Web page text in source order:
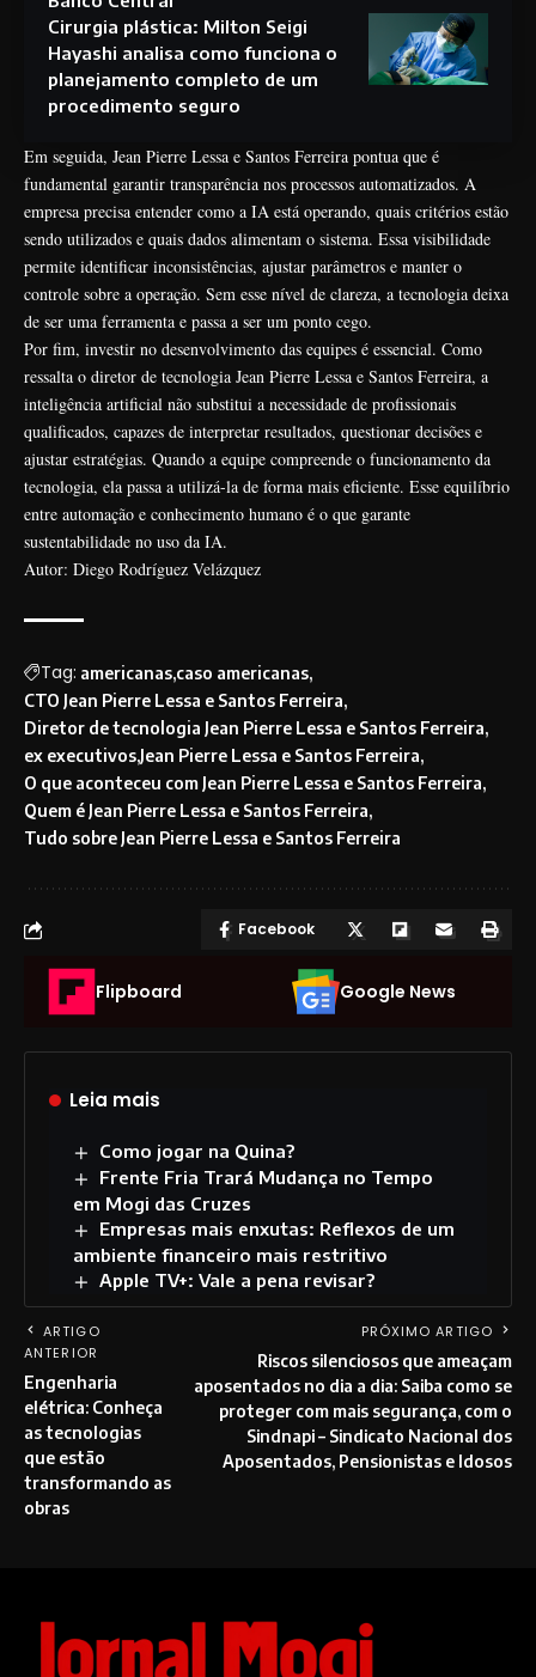
Cirurgia plástica: Milton Seigi
Hayashi analisa como funciona o
planejamento completo de um
procedimento seguro
Em seguida, Jean Pierre Lessa e Santos Ferreira pontua que é
fundamental garantir transparência nos processos automatizados. A
empresa precisa entender como a IA está operando, quais critérios estão
sendo utilizados e quais dados alimentam o sistema. Essa visibilidade
permite identificar inconsistências, ajustar parâmetros e manter o
controle sobre a operação. Sem esse nível de clareza, a tecnologia deixa
de ser uma ferramenta e passa a ser um ponto cego.
Por fim, investir no desenvolvimento das equipes é essencial. Como
ressalta o diretor de tecnologia Jean Pierre Lessa e Santos Ferreira, a
inteligência artificial não substitui a necessidade de profissionais
qualificados, capazes de interpretar resultados, questionar decisões e
ajustar estratégias. Quando a equipe compreende o funcionamento da
tecnologia, ela passa a utilizá-la de forma mais eficiente. Esse equilíbrio
entre automação e conhecimento humano é o que garante
sustentabilidade no uso da IA.
Autor: Diego Rodríguez Velázquez
Tag: americanas caso americanas
CTO Jean Pierre Lessa e Santos Ferreira
Diretor de tecnologia Jean Pierre Lessa e Santos Ferreira
ex executivosJean Pierre Lessa e Santos Ferreira
O que aconteceu com Jean Pierre Lessa e Santos Ferreira
Quem é Jean Pierre Lessa e Santos Ferreira
Tudo sobre Jean Pierre Lessa e Santos Ferreira
Facebook
Flipboard Google News
Leia mais
Como jogar na Quina?
Frente Fria Trará Mudança no Tempo
em Mogi das Cruzes
Empresas mais enxutas: Reflexos de um
ambiente financeiro mais restritivo
Apple TV+: Vale a pena revisar?
ARTIGO
ANTERIOR
Engenharia
elétrica: Conheça
as tecnologias
que estão
transformando as
obras
PRÓXIMO ARTIGO
Riscos silenciosos que ameaçam
aposentados no dia a dia: Saiba como se
proteger com mais segurança, com o
Sindnapi – Sindicato Nacional dos
Aposentados, Pensionistas e Idosos